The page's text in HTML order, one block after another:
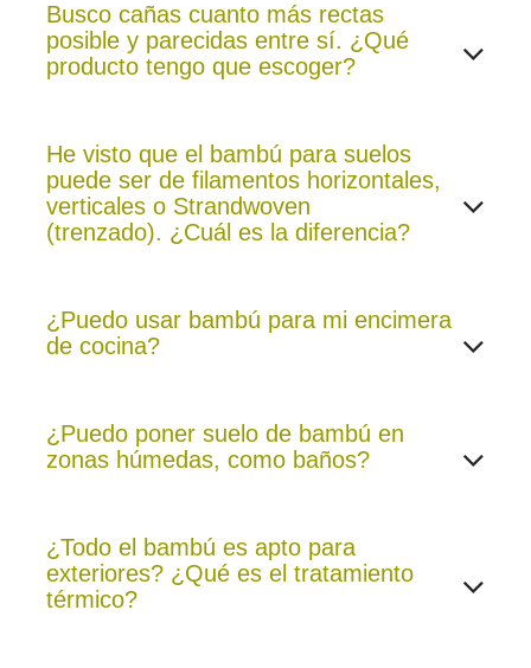
Busco cañas cuanto más rectas
posible y parecidas entre sí. ¿Qué
producto tengo que escoger?
He visto que el bambú para suelos
puede ser de filamentos horizontales,
verticales o Strandwoven
(trenzado). ¿Cuál es la diferencia?
¿Puedo usar bambú para mi encimera
de cocina?
¿Puedo poner suelo de bambú en
zonas húmedas, como baños?
¿Todo el bambú es apto para
exteriores? ¿Qué es el tratamiento
térmico?